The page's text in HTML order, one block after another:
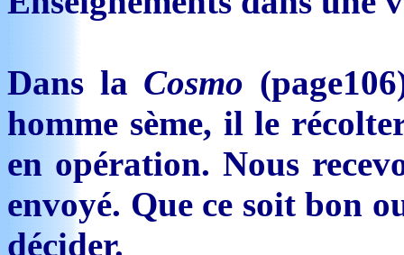
Dans la Cosmo
homme sème, il le
en opération. Nous
envoyé. Que ce soit bon
décider.